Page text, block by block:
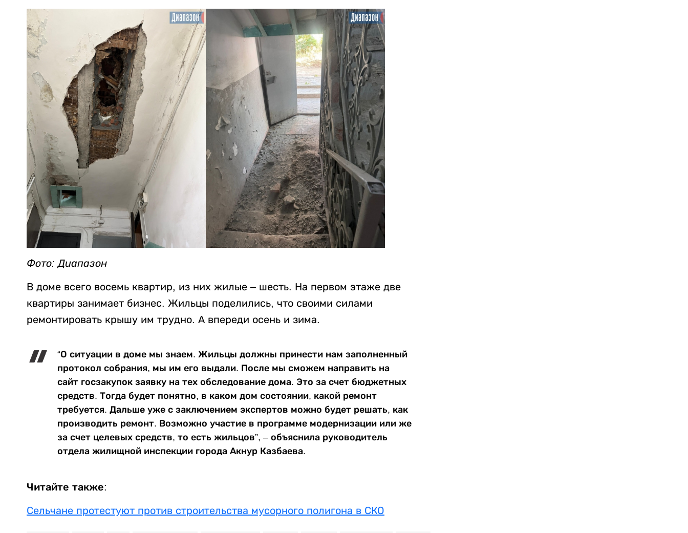
Фото: Диапазон
В доме всего восемь квартир, из них жилые – шесть. На первом этаже две
квартиры занимает бизнес. Жильцы поделились, что своими силами
ремонтировать крышу им трудно. А впереди осень и зима.
“О ситуации в доме мы знаем. Жильцы должны принести нам заполненный
протокол собрания, мы им его выдали. После мы сможем направить на
сайт госзакупок заявку на тех обследование дома. Это за счет бюджетных
средств. Тогда будет понятно, в каком дом состоянии, какой ремонт
требуется. Дальше уже с заключением экспертов можно будет решать, как
производить ремонт. Возможно участие в программе модернизации или же
за счет целевых средств, то есть жильцов”, – объяснила руководитель
отдела жилищной инспекции города Акнур Казбаева.
Читайте также:
Сельчане протестуют против строительства мусорного полигона в СКО